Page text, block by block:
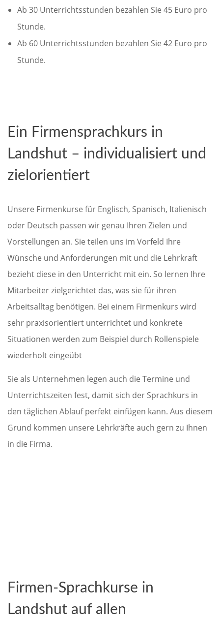
Ab 30 Unterrichtsstunden bezahlen Sie 45 Euro pro
Stunde.
Ab 60 Unterrichtsstunden bezahlen Sie 42 Euro pro
Stunde.
Ein Firmensprachkurs in
Landshut – individualisiert und
zielorientiert
Unsere Firmenkurse für Englisch, Spanisch, Italienisch
oder Deutsch passen wir genau Ihren Zielen und
Vorstellungen an. Sie teilen uns im Vorfeld Ihre
Wünsche und Anforderungen mit und die Lehrkraft
bezieht diese in den Unterricht mit ein. So lernen Ihre
Mitarbeiter zielgerichtet das, was sie für ihren
Arbeitsalltag benötigen. Bei einem Firmenkurs wird
sehr praxisorientiert unterrichtet und konkrete
Situationen werden zum Beispiel durch Rollenspiele
wiederholt eingeübt
Sie als Unternehmen legen auch die Termine und
Unterrichtszeiten fest, damit sich der Sprachkurs in
den täglichen Ablauf perfekt einfügen kann. Aus diesem
Grund kommen unsere Lehrkräfte auch gern zu Ihnen
in die Firma.
Firmen-Sprachkurse in
Landshut auf allen